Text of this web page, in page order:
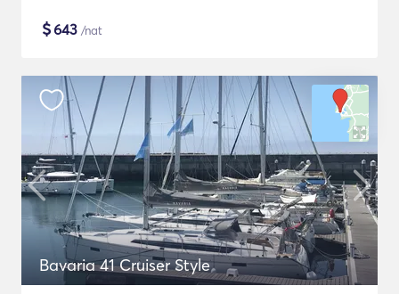
$643 /nat
Bavaria 41 Cruiser Style